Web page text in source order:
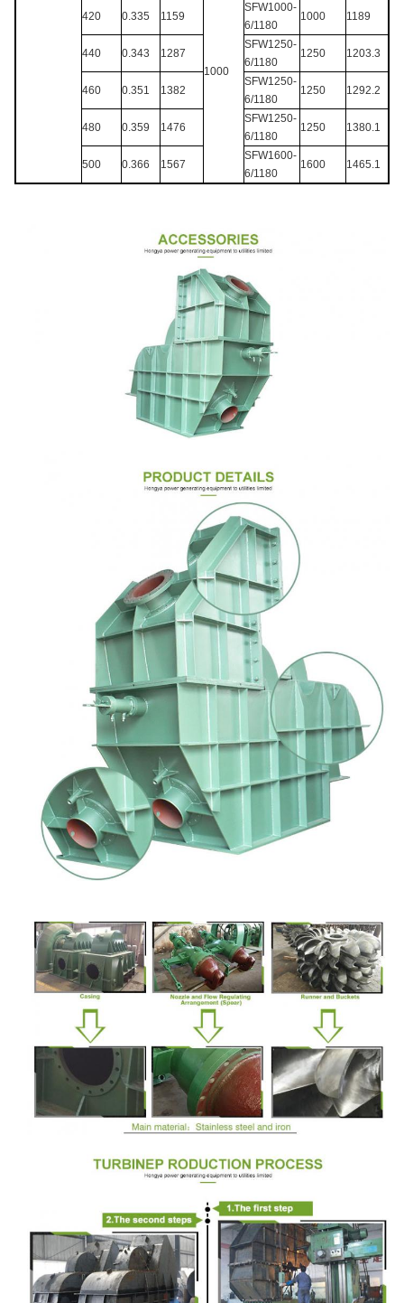
1000
420 0.335 1159
SFW1000-
6/1180
1000 1189
440 0.343 1287
SFW1250-
6/1180
1250 1203.3
460 0.351 1382
SFW1250-
6/1180
1250 1292.2
480 0.359 1476
SFW1250-
6/1180
1250 1380.1
500 0.366 1567
SFW1600-
6/1180
1600 1465.1